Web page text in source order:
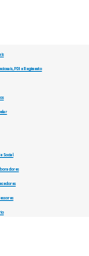
PDI e Regimento
Social